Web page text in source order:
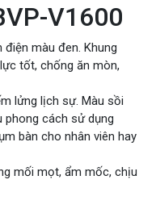
V1600
màu đen. Khung
tốt, chống ăn mòn,
lửng lịch sự. Màu sồi
phong cách sử dụng
bàn cho nhân viên hay
mối mọt, ẩm mốc, chịu